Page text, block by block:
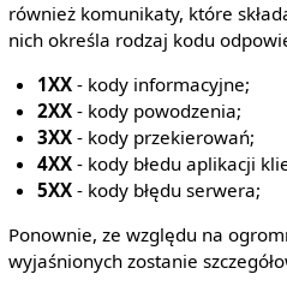
również komunikaty, które
nich określa rodzaj kodu
1XX - kody informacyjne;
2XX - kody powodzenia;
3XX - kody przekierowań;
4XX - kody błedu aplikacji
5XX - kody błędu serwera;
Ponownie, ze względu na
wyjaśnionych zostanie